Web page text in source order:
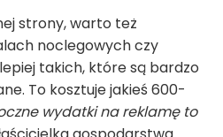
strony, warto też
noclegowych czy
takich, które są bardzo
To kosztuje jakieś 600-
wydatki na reklamę to